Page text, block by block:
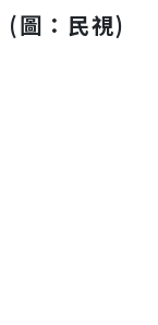
(圖：民視)